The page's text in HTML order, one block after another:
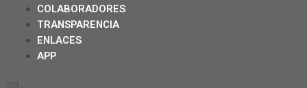
COLABORADORES
TRANSPARENCIA
ENLACES
APP